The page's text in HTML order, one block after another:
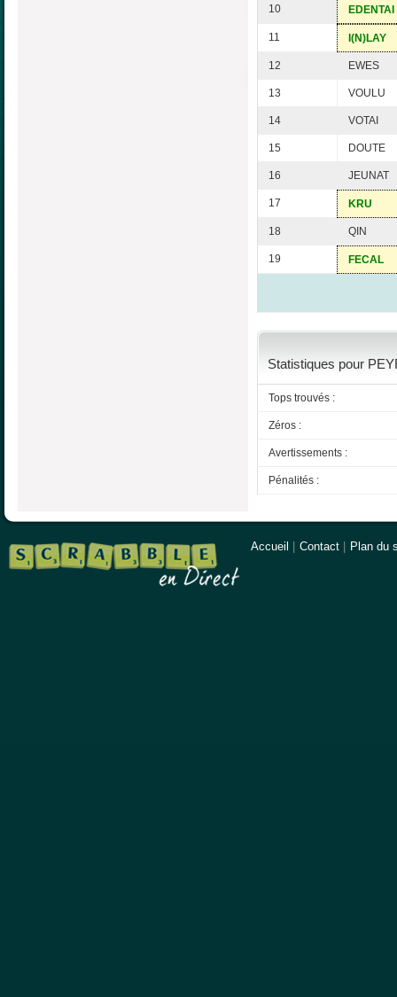
10 EDENTAI
11 I(N)LAY
12 EWES
13 VOULU
14 VOTAI
15 DOUTE
16 JEUNAT
17 KRU
18 QIN
19 FECAL
Statistiques pour
Tops trouvés :
Zéros :
Avertissements :
Pénalités :
Accueil Contact Plan du